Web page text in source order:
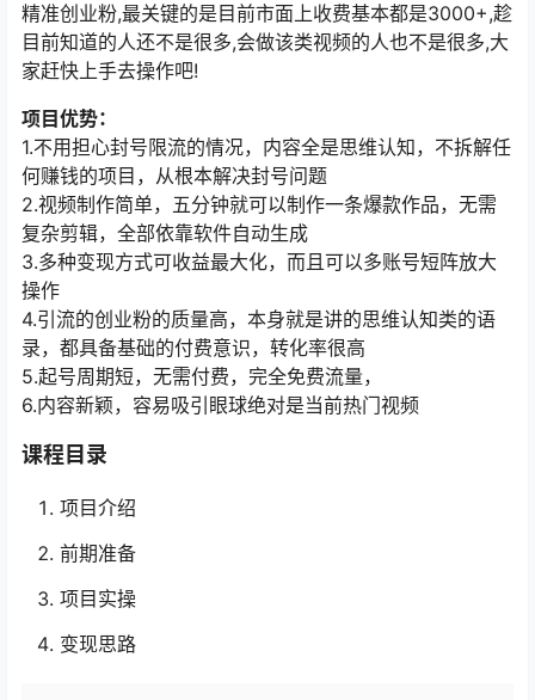
精准创业粉,最关键的是目前市面上收费基本都是3000+,趁
目前知道的人还不是很多,会做该类视频的人也不是很多,大
家赶快上手去操作吧!
项目优势：
1.不用担心封号限流的情况，内容全是思维认知，不拆解任
何赚钱的项目，从根本解决封号问题
2.视频制作简单，五分钟就可以制作一条爆款作品，无需
复杂剪辑，全部依靠软件自动生成
3.多种变现方式可收益最大化，而且可以多账号短阵放大
操作
4.引流的创业粉的质量高，本身就是讲的思维认知类的语
录，都具备基础的付费意识，转化率很高
5.起号周期短，无需付费，完全免费流量，
6.内容新颖，容易吸引眼球绝对是当前热门视频
课程目录
项目介绍
前期准备
项目实操
变现思路